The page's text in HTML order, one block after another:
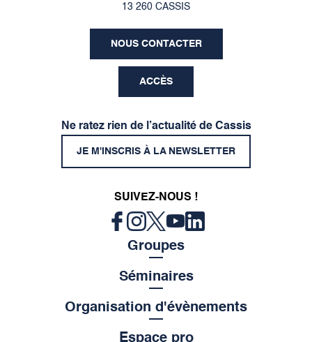
13 260 CASSIS
NOUS CONTACTER
ACCÈS
Ne ratez rien de l’actualité de Cassis
JE M'INSCRIS À LA NEWSLETTER
SUIVEZ-NOUS !
Groupes
Séminaires
Organisation d'évènements
Espace pro